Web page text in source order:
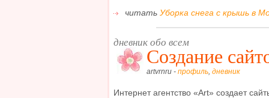
читать Уборка снега с крышь в
дневник обо всем
Создание
artvrnru - профиль, дневник
Интернет агентство «Art» создает